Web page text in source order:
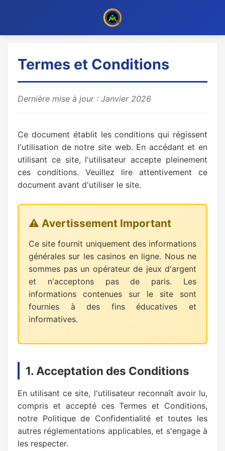
Termes et Conditions
Dernière mise à jour : Janvier 2026
Ce document établit les conditions qui régissent
l'utilisation de notre site web. En accédant et en
utilisant ce site, l'utilisateur accepte pleinement
ces conditions. Veuillez lire attentivement ce
document avant d'utiliser le site.
⚠️ Avertissement Important
Ce site fournit uniquement des informations
générales sur les casinos en ligne. Nous ne
sommes pas un opérateur de jeux d'argent
et n'acceptons pas de paris. Les
informations contenues sur le site sont
fournies à des fins éducatives et
informatives.
1. Acceptation des Conditions
En utilisant ce site, l'utilisateur reconnaît avoir lu,
compris et accepté ces Termes et Conditions,
notre Politique de Confidentialité et toutes les
autres réglementations applicables, et s'engage à
les respecter.